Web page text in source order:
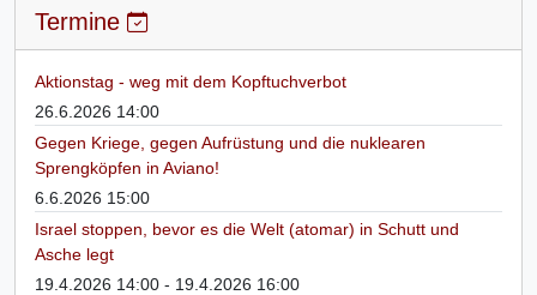
Termine
Aktionstag - weg mit dem Kopftuchverbot
26.6.2026 14:00
Gegen Kriege, gegen Aufrüstung und die nuklearen
Sprengköpfen in Aviano!
6.6.2026 15:00
Israel stoppen, bevor es die Welt (atomar) in Schutt und
Asche legt
19.4.2026 14:00 - 19.4.2026 16:00